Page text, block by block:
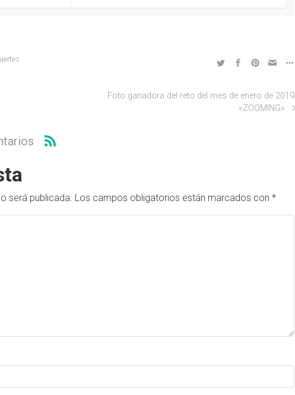
Foto ganadora del reto del mes de enero de 2019
«ZOOMING»
será publicada. Los campos obligatorios están marcados con *